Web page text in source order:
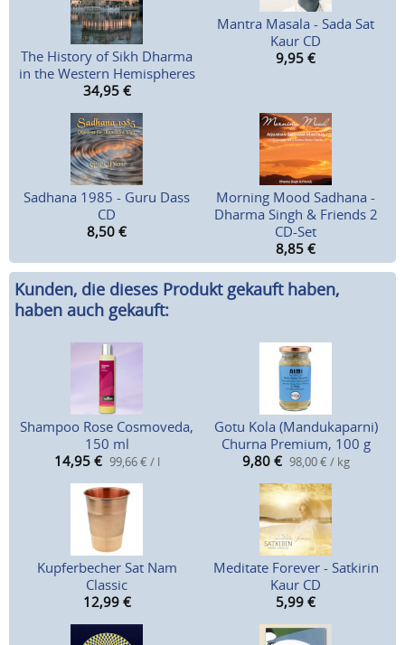
The History of Sikh Dharma
in the Western Hemispheres
34,95 €
Mantra Masala - Sada Sat
Kaur CD
9,95 €
Sadhana 1985 - Guru Dass
CD
8,50 €
Morning Mood Sadhana -
Dharma Singh & Friends 2
CD-Set
8,85 €
Kunden, die dieses Produkt gekauft haben,
haben auch gekauft:
Shampoo Rose Cosmoveda,
150 ml
14,95 € 99,66 € / l
Gotu Kola (Mandukaparni)
Churna Premium, 100 g
9,80 € 98,00 € / kg
Kupferbecher Sat Nam
Classic
12,99 €
Meditate Forever - Satkirin
Kaur CD
5,99 €